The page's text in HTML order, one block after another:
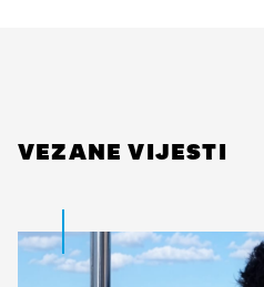
VEZANE VIJESTI